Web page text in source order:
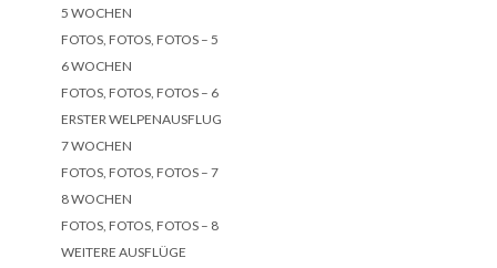
5 WOCHEN
FOTOS, FOTOS, FOTOS – 5
6 WOCHEN
FOTOS, FOTOS, FOTOS – 6
ERSTER WELPENAUSFLUG
7 WOCHEN
FOTOS, FOTOS, FOTOS – 7
8 WOCHEN
FOTOS, FOTOS, FOTOS – 8
WEITERE AUSFLÜGE